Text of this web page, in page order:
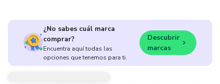
¿No sabes cuál marca
comprar?
Encuentra aquí todas las
opciones que tenemos para ti.
Descubrir
marcas